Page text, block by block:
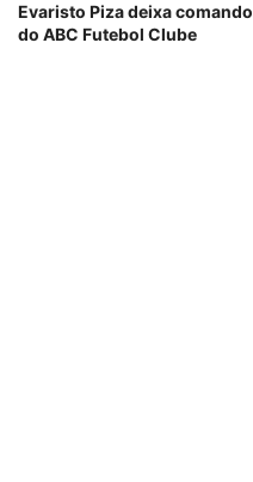
Evaristo Piza deixa comando
do ABC Futebol Clube